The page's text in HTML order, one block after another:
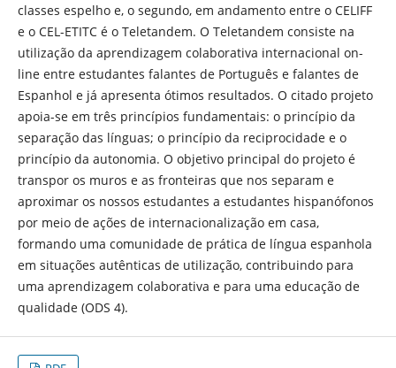
classes espelho e, o segundo, em andamento entre o CELIFF
e o CEL-ETITC é o Teletandem. O Teletandem consiste na
utilização da aprendizagem colaborativa internacional on-
line entre estudantes falantes de Português e falantes de
Espanhol e já apresenta ótimos resultados. O citado projeto
apoia-se em três princípios fundamentais: o princípio da
separação das línguas; o princípio da reciprocidade e o
princípio da autonomia. O objetivo principal do projeto é
transpor os muros e as fronteiras que nos separam e
aproximar os nossos estudantes a estudantes hispanófonos
por meio de ações de internacionalização em casa,
formando uma comunidade de prática de língua espanhola
em situações autênticas de utilização, contribuindo para
uma aprendizagem colaborativa e para uma educação de
qualidade (ODS 4).